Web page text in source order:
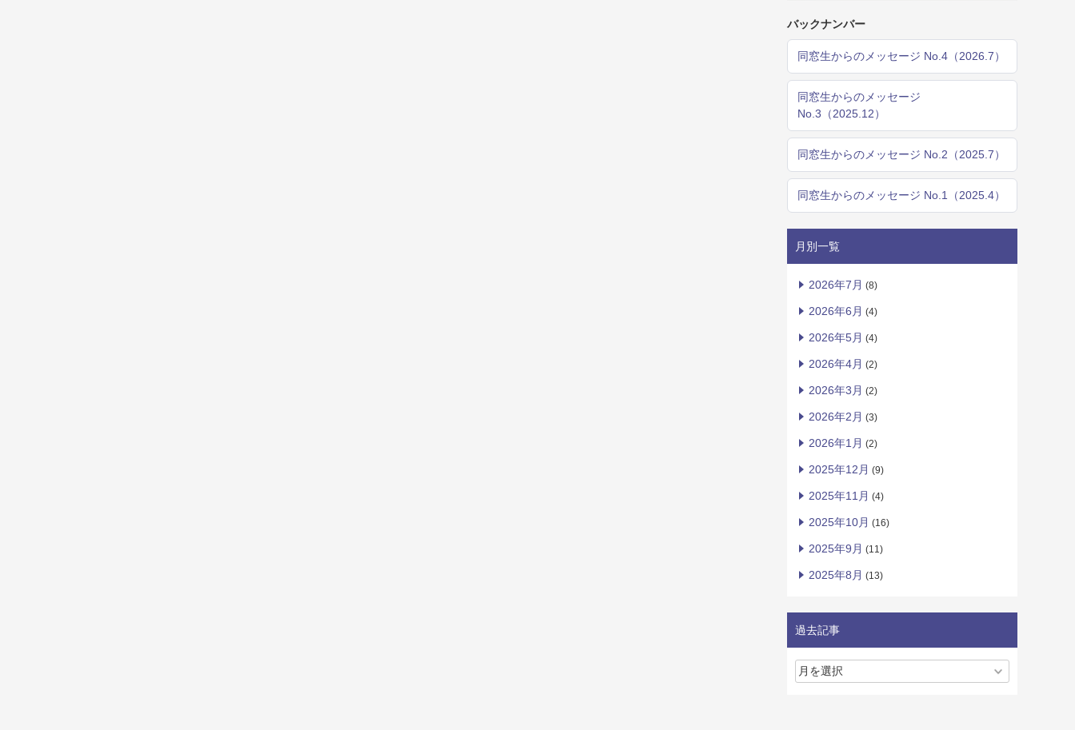
バックナンバー
同窓生からのメッセージ No.4（2026.7）
同窓生からのメッセージ
No.3（2025.12）
同窓生からのメッセージ No.2（2025.7）
同窓生からのメッセージ No.1（2025.4）
月別一覧
2026年7月 (8)
2026年6月 (4)
2026年5月 (4)
2026年4月 (2)
2026年3月 (2)
2026年2月 (3)
2026年1月 (2)
2025年12月 (9)
2025年11月 (4)
2025年10月 (16)
2025年9月 (11)
2025年8月 (13)
過去記事